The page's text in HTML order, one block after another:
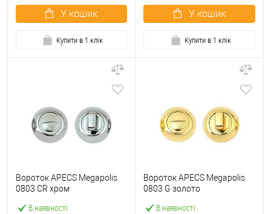
У кошик
Купити в 1 клік
У кошик
Купити в 1 клік
В наявності
Вороток APECS Megapolis
0803 CR хром
В наявності
Вороток APECS Megapolis
0803 G золото